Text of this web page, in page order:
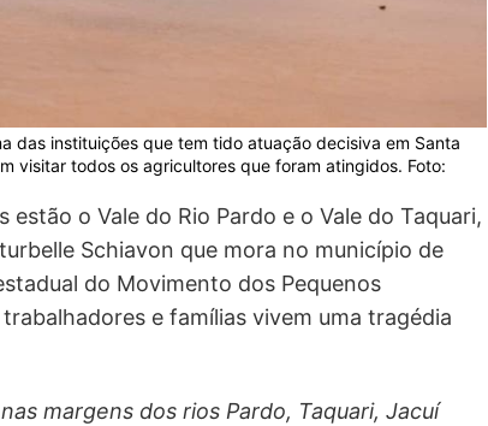
das instituições que tem tido atuação decisiva em Santa
visitar todos os agricultores que foram atingidos. Foto:
estão o Vale do Rio Pardo e o Vale do Taquari,
Schiavon que mora no município de
do Movimento dos Pequenos
e famílias vivem uma tragédia
margens dos rios Pardo, Taquari, Jacuí